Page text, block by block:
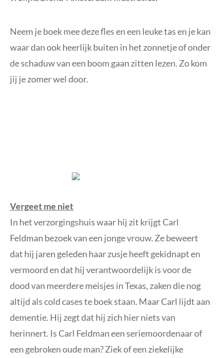
Neem je boek mee deze fles en een leuke tas en je kan
waar dan ook heerlijk buiten in het zonnetje of onder
de schaduw van een boom gaan zitten lezen. Zo kom
jij je zomer wel door.
Vergeet me niet
In het verzorgingshuis waar hij zit krijgt Carl
Feldman bezoek van een jonge vrouw. Ze beweert
dat hij jaren geleden haar zusje heeft gekidnapt en
vermoord en dat hij verantwoordelijk is voor de
dood van meerdere meisjes in Texas, zaken die nog
altijd als cold cases te boek staan. Maar Carl lijdt aan
dementie. Hij zegt dat hij zich hier niets van
herinnert. Is Carl Feldman een seriemoordenaar of
een gebroken oude man? Ziek of een ziekelijke